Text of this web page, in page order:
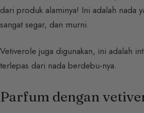
dari produk alaminya! Ini adalah nada
sangat segar, dan murni.
Vetiverole juga digunakan, ini adalah
terlepas dari nada berdebu-nya.
Parfum dengan